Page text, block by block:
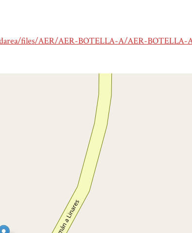
files/AER/AER-BOTELLA-A/AER-BOTELLA-